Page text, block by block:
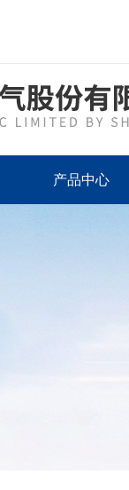
产品中心